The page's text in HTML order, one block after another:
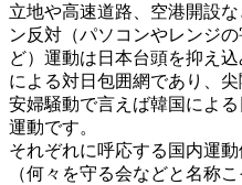
立地や高速道路、空港開設
ン反対（パソコンやレンジ
ど）運動は日本台頭を抑え
による対日包囲網であり、
安婦騒動で言えば韓国によ
運動です。
それぞれに呼応する国内運
（何々を守る会などと名称